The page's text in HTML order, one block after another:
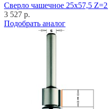
Cверло чашечное 25x57,5
3 527 р.
Подобрать аналог